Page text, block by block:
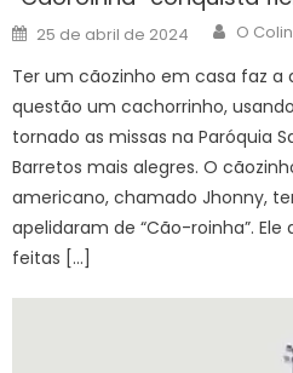
Posted
on
25 de abril de 2024 Author
O
Ter um cãozinho em casa faz
questão um cachorrinho,
tornado as missas na Paróquia
Barretos mais alegres. O
americano, chamado Jhonny,
apelidaram de “Cão-roinha”.
feitas […]